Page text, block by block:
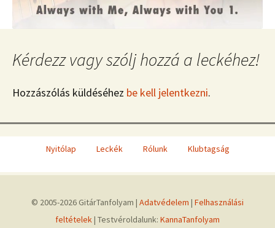
Kérdezz vagy szólj hozzá a leckéhez!
Hozzászólás küldéséhez be kell jelentkezni.
Nyitólap Leckék Rólunk Klubtagság
© 2005-2026 GitárTanfolyam | Adatvédelem | Felhasználási
feltételek | Testvéroldalunk: KannaTanfolyam